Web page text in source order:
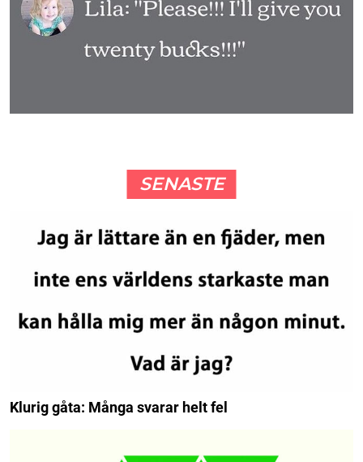
SENASTE
Klurig gåta: Många svarar helt fel